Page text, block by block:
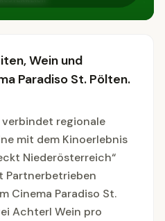
Wein und
Paradiso St. Pölten.
verbindet regionale
mit dem Kinoerlebnis
Niederösterreich“
Partnerbetrieben
Cinema Paradiso St.
Achterl Wein pro